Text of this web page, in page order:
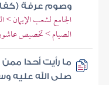
وصوم عرفة
الجامع لشعب الإيمان
الصيام > تخصيص
ما رأيت أحدا
صلى الله عليه